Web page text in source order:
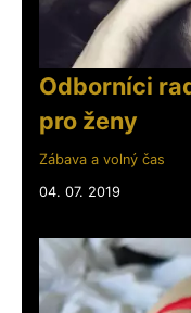
Odborníci
pro ženy
Zábava a volný čas
04. 07. 2019